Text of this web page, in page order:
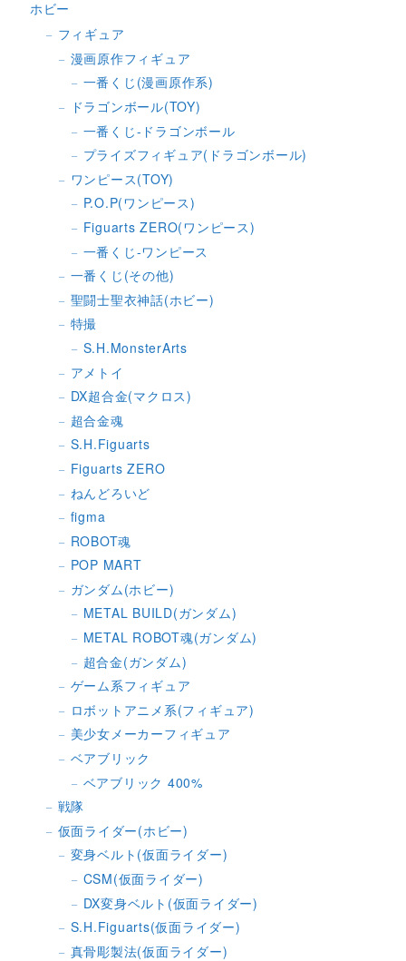
ホビー
フィギュア
漫画原作フィギュア
一番くじ(漫画原作系)
ドラゴンボール(TOY)
一番くじ-ドラゴンボール
プライズフィギュア(ドラゴンボール)
ワンピース(TOY)
P.O.P(ワンピース)
Figuarts ZERO(ワンピース)
一番くじ-ワンピース
一番くじ(その他)
聖闘士聖衣神話(ホビー)
特撮
S.H.MonsterArts
アメトイ
DX超合金(マクロス)
超合金魂
S.H.Figuarts
Figuarts ZERO
ねんどろいど
figma
ROBOT魂
POP MART
ガンダム(ホビー)
METAL BUILD(ガンダム)
METAL ROBOT魂(ガンダム)
超合金(ガンダム)
ゲーム系フィギュア
ロボットアニメ系(フィギュア)
美少女メーカーフィギュア
ベアブリック
ベアブリック 400%
戦隊
仮面ライダー(ホビー)
変身ベルト(仮面ライダー)
CSM(仮面ライダー)
DX変身ベルト(仮面ライダー)
S.H.Figuarts(仮面ライダー)
真骨彫製法(仮面ライダー)